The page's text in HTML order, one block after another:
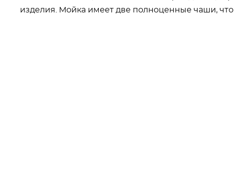
изделия. Мойка имеет две полноценные чаши,